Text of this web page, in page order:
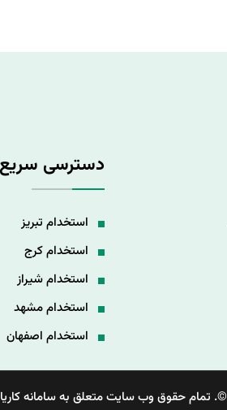
دسترسی سریع
استخدام تبریز
استخدام کرج
استخدام شیراز
استخدام مشهد
استخدام اصفهان
©. تمام حقوق وب سایت متعلق به سامانه